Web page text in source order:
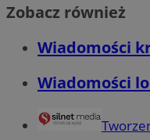
Zobacz również
Wiadomości
Wiadomości